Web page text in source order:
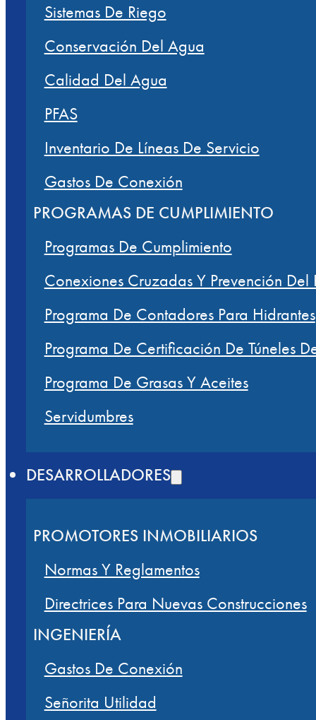
Sistemas De Riego
Conservación Del Agua
Calidad Del Agua
PFAS
Inventario De Líneas De Servicio
Gastos De Conexión
PROGRAMAS DE CUMPLIMIENTO
Programas De Cumplimiento
Conexiones Cruzadas Y Prevención Del
Programa De Contadores Para Hidrantes
Programa De Certificación De Túneles
Programa De Grasas Y Aceites
Servidumbres
DESARROLLADORES
PROMOTORES INMOBILIARIOS
Normas Y Reglamentos
Directrices Para Nuevas Construcciones
INGENIERÍA
Gastos De Conexión
Señorita Utilidad